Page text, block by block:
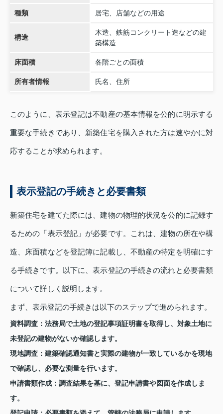
種類 居宅、店舗などの用途
構造
木造、鉄筋コンクリート造などの建
築構造
床面積 各階ごとの面積
所有者情報 氏名、住所
このように、表示登記は不動産の基本情報を公的に明示する
重要な手続きであり、新築住宅を購入された方は速やかに対
応することが求められます。
表示登記の手続きと必要書類
新築住宅を建てた際には、建物の物理的状況を公的に記録す
るための「表示登記」が必要です。これは、建物の所在や構
造、床面積などを登記簿に記載し、不動産の特定を明確にす
る手続きです。以下に、表示登記の手続きの流れと必要書類
について詳しく説明します。
まず、表示登記の手続きは以下のステップで進められます。
資料調査 ：法務局で土地の登記事項証明書を取得し、対象土地に
未登記の建物がないか確認します。
現地調査 ：建築確認通知書と実際の建物が一致しているかを現地
で確認し、必要な測量を行います。
申請書類作成 ：調査結果を基に、登記申請書や図面を作成しま
す。